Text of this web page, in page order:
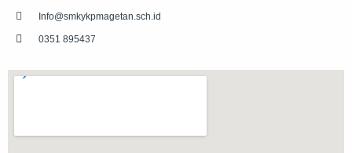
Info@smkykpmagetan.sch.id
0351 895437